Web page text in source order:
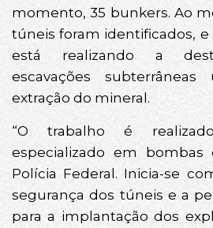
momento, 35 bunkers. Ao
túneis foram identificados, e
está realizando a
escavações
extração do mineral.
“O trabalho é
especializado em bombas
Polícia Federal. Inicia-se
segurança dos túneis e a
para a implantação dos